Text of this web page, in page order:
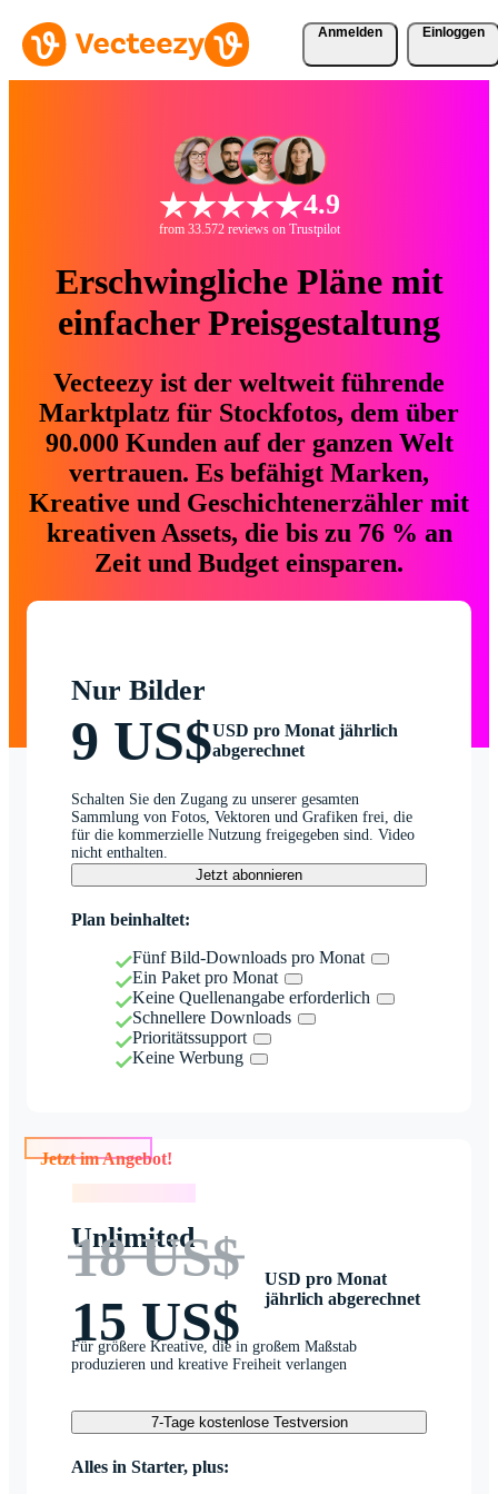
Anmelden Einloggen
4.9
from 33.572 reviews on Trustpilot
Erschwingliche Pläne mit
einfacher Preisgestaltung
Vecteezy ist der weltweit führende
Marktplatz für Stockfotos, dem über
90.000 Kunden auf der ganzen Welt
vertrauen. Es befähigt Marken,
Kreative und Geschichtenerzähler mit
kreativen Assets, die bis zu 76 % an
Zeit und Budget einsparen.
Nur Bilder
9 US$USD pro Monat jährlich
abgerechnet
Schalten Sie den Zugang zu unserer gesamten
Sammlung von Fotos, Vektoren und Grafiken frei, die
für die kommerzielle Nutzung freigegeben sind. Video
nicht enthalten.
Jetzt abonnieren
Plan beinhaltet:
Fünf Bild-Downloads pro Monat
Ein Paket pro Monat
Keine Quellenangabe erforderlich
Schnellere Downloads
Prioritätssupport
Keine Werbung
Jetzt im Angebot!
Unlimited
18 US$
15 US$
USD pro Monat
jährlich abgerechnet
Für größere Kreative, die in großem Maßstab
produzieren und kreative Freiheit verlangen
7-Tage kostenlose Testversion
Alles in Starter, plus: